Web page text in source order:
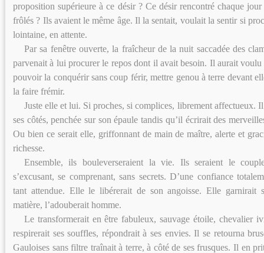
proposition supérieure à ce désir ? Ce désir rencontré chaque
frôlés ? Ils avaient le même âge. Il la sentait, voulait la sentir si
lointaine, en attente.
Par sa fenêtre ouverte, la fraîcheur de la nuit saccadée des
parvenait à lui procurer le repos dont il avait besoin. Il aurait voulu
pouvoir la conquérir sans coup férir, mettre genou à terre devant
la faire frémir.
Juste elle et lui. Si proches, si complices, librement affectueux.
ses côtés, penchée sur son épaule tandis qu’il écrirait des
Ou bien ce serait elle, griffonnant de main de maître, alerte et
richesse.
Ensemble, ils bouleverseraient la vie. Ils seraient le
s’excusant, se comprenant, sans secrets. D’une confiance
tant attendue. Elle le libérerait de son angoisse. Elle garnirait
matière, l’adouberait homme.
Le transformerait en être fabuleux, sauvage étoile, chevalier
respirerait ses souffles, répondrait à ses envies. Il se retourna
Gauloises sans filtre traînait à terre, à côté de ses frusques. Il en